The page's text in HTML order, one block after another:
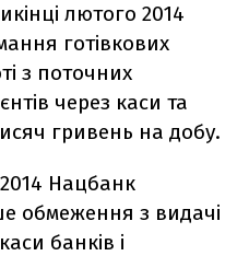
лютого 2014
готівкових
з поточних
через каси та
гривень на добу.
2014 Нацбанк
обмеження з видачі
банків і